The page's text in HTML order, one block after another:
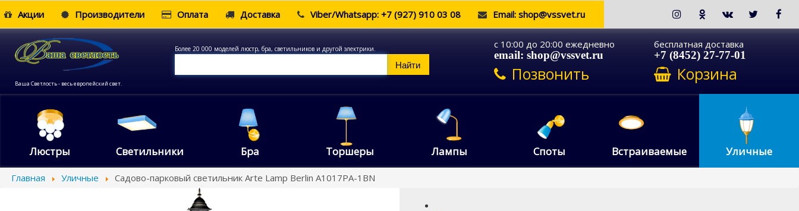
Акции Производители Оплата Доставка Viber/Whatsapp: +7 (927) 910 03 08 Email: shop@vssvet.ru
Ваша Светлость - весь европейский свет.
Более 20 000 моделей люстр, бра, светильников и другой электрики.
Найти
c 10:00 до 20:00 ежедневно
email: shop@vssvet.ru
Позвонить
бесплатная доставка
+7 (8452) 27-77-01
Корзина
Люстры Светильники Бра Торшеры Лампы Споты Встраиваемые Уличные
Главная Уличные Садово-парковый светильник Arte Lamp Berlin A1017PA-1BN